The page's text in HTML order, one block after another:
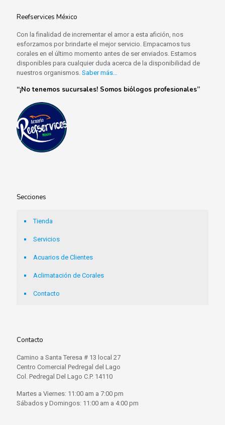
Reefservices México
Con la finalidad de incrementar el amor a esta afición, nos
esforzamos por brindarte el mejor servicio. Empacamos tus
corales en el último momento antes de ser enviados. Estamos
disponibles para cualquier duda acerca de la disponibilidad de
nuestros organismos. Saber más…
“¡No tenemos sucursales! Somos biólogos profesionales”
Secciones
Tienda
Servicios
Acuarios de Clientes
Aclimatación de Corales
Contacto
Contacto
Camino a Santa Teresa # 13 local 27
Centro Comercial Pedregal del Lago
Col. Pedregal Del Lago C.P. 14110
Martes a Viernes: 11:00 am a 7:00 pm
Sábados y Domingos: 11:00 am a 4:00 pm